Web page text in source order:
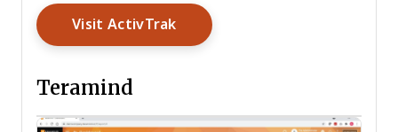
Visit ActivTrakOpens New Window
Teramind